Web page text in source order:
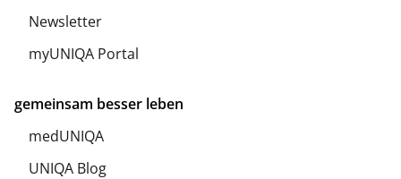
Newsletter
myUNIQA Portal
gemeinsam besser leben
medUNIQA
UNIQA Blog